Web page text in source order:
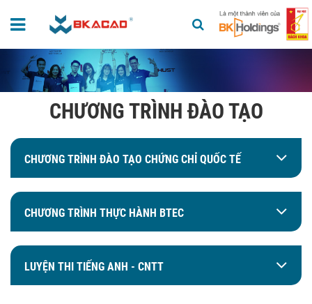
CHƯƠNG TRÌNH ĐÀO TẠO
CHƯƠNG TRÌNH ĐÀO TẠO CHỨNG CHỈ QUỐC TẾ
CHƯƠNG TRÌNH THỰC HÀNH BTEC
LUYỆN THI TIẾNG ANH - CNTT